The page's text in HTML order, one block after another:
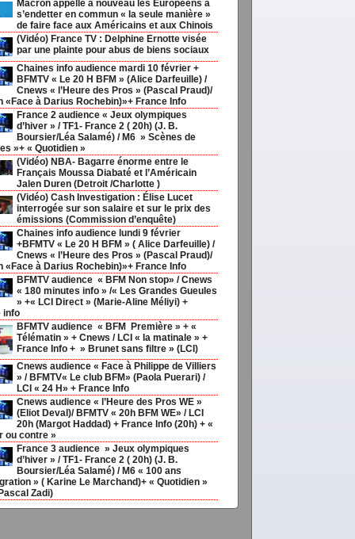
Macron appelle à nouveau les Européens à
s’endetter en commun « la seule manière »
de faire face aux Américains et aux Chinois
(Vidéo) France TV : Delphine Ernotte visée
par une plainte pour abus de biens sociaux
Chaines info audience mardi 10 février +
BFMTV « Le 20 H BFM » (Alice Darfeuille) /
Cnews « l’Heure des Pros » (Pascal Praud)/
«Face à Darius Rochebin)»+ France Info
France 2 audience « Jeux olympiques
d’hiver » / TF1- France 2 ( 20h) (J. B.
Boursier/Léa Salamé) / M6 » Scènes de
»+ « Quotidien »
(Vidéo) NBA- Bagarre énorme entre le
Français Moussa Diabaté et l’Américain
Jalen Duren (Detroit /Charlotte )
(Vidéo) Cash Investigation : Élise Lucet
interrogée sur son salaire et sur le prix des
émissions (Commission d’enquête)
Chaines info audience lundi 9 février
+BFMTV « Le 20 H BFM » ( Alice Darfeuille) /
Cnews « l’Heure des Pros » (Pascal Praud)/
«Face à Darius Rochebin)»+ France Info
BFMTV audience « BFM Non stop» / Cnews
« 180 minutes info » /« Les Grandes Gueules
» +« LCI Direct » (Marie-Aline Méliyi) +
info
BFMTV audience « BFM Première » + «
Télématin » + Cnews / LCI « la matinale » +
France Info + » Brunet sans filtre » (LCI)
Cnews audience « Face à Philippe de Villiers
» / BFMTV« Le club BFM» (Paola Puerari) /
LCI « 24 H» + France Info
Cnews audience « l’Heure des Pros WE »
(Eliot Deval)/ BFMTV « 20h BFM WE» / LCI
20h (Margot Haddad) + France Info (20h) + «
ou contre »
France 3 audience » Jeux olympiques
d’hiver » / TF1- France 2 ( 20h) (J. B.
Boursier/Léa Salamé) / M6 « 100 ans
» ( Karine Le Marchand)+ « Quotidien »
Zadi)